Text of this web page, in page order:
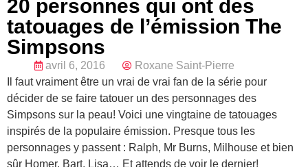
20 personnes qui ont des
tatouages de l’émission The
Simpsons
avril 6, 2016
Roxane Saint-Pierre
Il faut vraiment être un vrai de vrai fan de la série pour
décider de se faire tatouer un des personnages des
Simpsons sur la peau! Voici une vingtaine de tatouages
inspirés de la populaire émission. Presque tous les
personnages y passent : Ralph, Mr Burns, Milhouse et bien
sûr Homer, Bart, Lisa… Et attends de voir le dernier!